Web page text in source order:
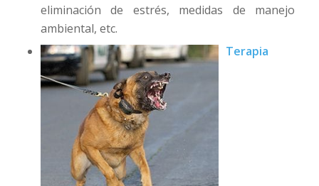
eliminación de estrés, medidas de manejo
ambiental, etc.
Terapia